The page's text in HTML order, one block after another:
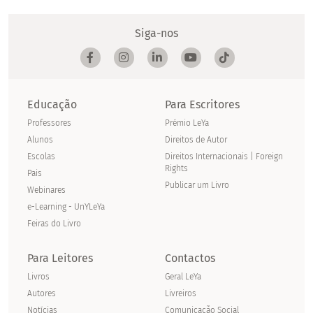
Siga-nos
Educação
Professores
Alunos
Escolas
Pais
Webinares
e-Learning - UnYLeYa
Feiras do Livro
Para Escritores
Prémio LeYa
Direitos de Autor
Direitos Internacionais | Foreign
Rights
Publicar um Livro
Para Leitores
Livros
Autores
Notícias
Contactos
Geral LeYa
Livreiros
Comunicação Social